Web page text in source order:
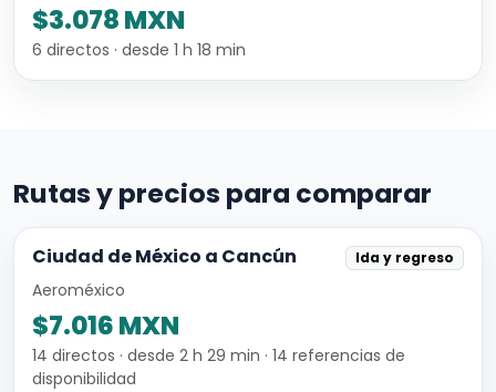
$3.078 MXN
6 directos · desde 1 h 18 min
Rutas y precios para comparar
Ciudad de México a Cancún Ida y regreso
Aeroméxico
$7.016 MXN
14 directos · desde 2 h 29 min · 14 referencias de
disponibilidad